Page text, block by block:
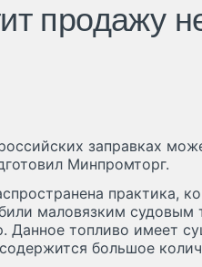
продажу
заправках
Минпромторг.
практика,
маловязким судовым
Данное топливо имеет
большое